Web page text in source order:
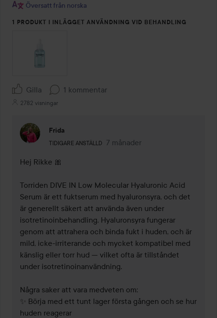
Översatt från norska
1 PRODUKT I INLÄGGET ANVÄNDNING VID BEHANDLING
Gilla 1 kommentar
2782 visningar
Frida
TIDIGARE ANSTÄLLD
Användarens roll: Tidigare anställd.
7 månader
Kommentaren lades 7 månader
Hej Rikke 🎀
Torriden DIVE IN Low Molecular Hyaluronic Acid
Serum är ett fuktserum med hyaluronsyra, och det
är generellt säkert att använda även under
isotretinoinbehandling. Hyaluronsyra fungerar
genom att attrahera och binda fukt i huden, och är
mild, icke-irriterande och mycket kompatibel med
känslig eller torr hud — vilket ofta är tillståndet
under isotretinoinanvändning.
Några saker att vara medveten om:
✨ Börja med ett tunt lager första gången och se hur
huden reagerar